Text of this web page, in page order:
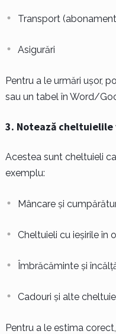
Transport
Asigurări
Pentru a le urmări ușor,
sau un tabel în Word/
3. Notează
Acestea sunt cheltuieli
exemplu:
Mâncare și
Cheltuieli cu ieșirile în
Îmbrăcăminte și
Cadouri și alte
Pentru a le estima